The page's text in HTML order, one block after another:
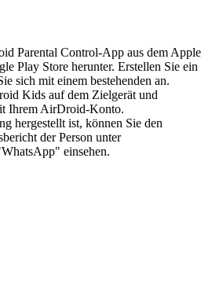
Parental Control-App aus dem Apple
Play Store herunter. Erstellen Sie ein
sich mit einem bestehenden an.
Kids auf dem Zielgerät und
Ihrem AirDroid-Konto.
hergestellt ist, können Sie den
der Person unter
einsehen.